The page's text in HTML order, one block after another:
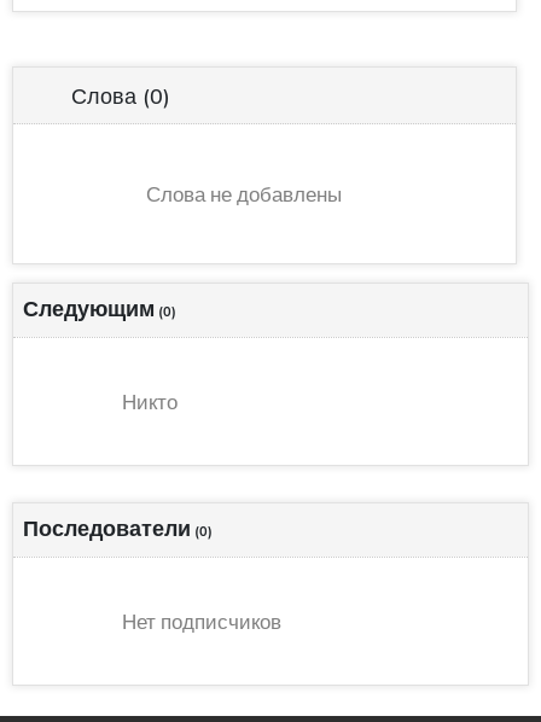
Слова (0)
Слова не добавлены
Следующим (0)
Никто
Последователи (0)
Нет подписчиков